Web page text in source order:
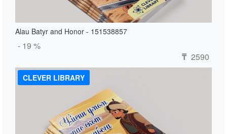
Alau Batyr and Honor - 151538857
- 19 %
₸ 2590
CLEVER LIBRARY